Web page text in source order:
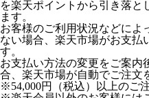
を楽天ポイントから引き落と
ます。
お客様のご利用状況などによ
ない場合、楽天市場がお支払
す。
お支払い方法の変更をご案内
合、楽天市場が自動でご注文
※54,000円（税込）以上のご